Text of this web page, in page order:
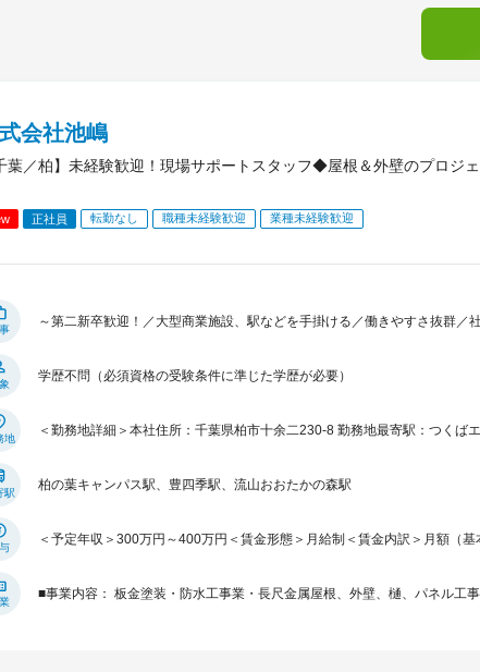
会社池嶋
葉／柏】未経験歓迎！現場サポートスタッフ◆屋根＆外壁のプロジ
正社員 転勤なし 職種未経験歓迎 業種未経験歓迎
～第二新卒歓迎！／大型商業施設、駅などを手掛ける／働きやすさ抜群
学歴不問（必須資格の受験条件に準じた学歴が必要）
地
＜勤務地詳細＞本社住所：千葉県柏市十余二230-8 勤務地最寄駅：つくば
駅
柏の葉キャンパス駅、豊四季駅、流山おおたかの森駅
＜予定年収＞300万円～400万円＜賃金形態＞月給制＜賃金内訳＞月額（
■事業内容： 板金塗装・防水工事業・長尺金属屋根、外壁、樋、パネル工